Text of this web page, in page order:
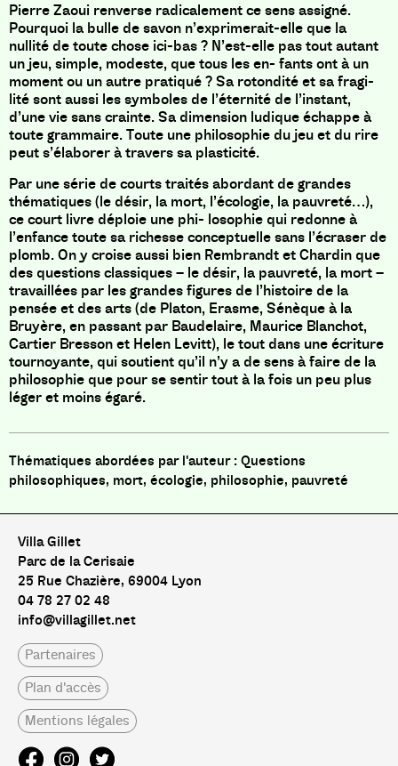
Pierre Zaoui renverse radicalement ce sens assigné.
Pourquoi la bulle de savon n’exprimerait-elle que la
nullité de toute chose ici-bas ? N’est-elle pas tout autant
un jeu, simple, modeste, que tous les en- fants ont à un
moment ou un autre pratiqué ? Sa rotondité et sa fragi-
lité sont aussi les symboles de l’éternité de l’instant,
d’une vie sans crainte. Sa dimension ludique échappe à
toute grammaire. Toute une philosophie du jeu et du rire
peut s’élaborer à travers sa plasticité.
Par une série de courts traités abordant de grandes
thématiques (le désir, la mort, l’écologie, la pauvreté…),
ce court livre déploie une phi- losophie qui redonne à
l’enfance toute sa richesse conceptuelle sans l’écraser de
plomb. On y croise aussi bien Rembrandt et Chardin que
des questions classiques – le désir, la pauvreté, la mort –
travaillées par les grandes figures de l’histoire de la
pensée et des arts (de Platon, Erasme, Sénèque à la
Bruyère, en passant par Baudelaire, Maurice Blanchot,
Cartier Bresson et Helen Levitt), le tout dans une écriture
tournoyante, qui soutient qu’il n’y a de sens à faire de la
philosophie que pour se sentir tout à la fois un peu plus
léger et moins égaré.
Questions
philosophiques, mort, écologie, philosophie, pauvreté
Villa Gillet
Parc de la Cerisaie
25 Rue Chazière, 69004 Lyon
04 78 27 02 48
info@villagillet.net
Partenaires
Plan d'accès
Mentions légales